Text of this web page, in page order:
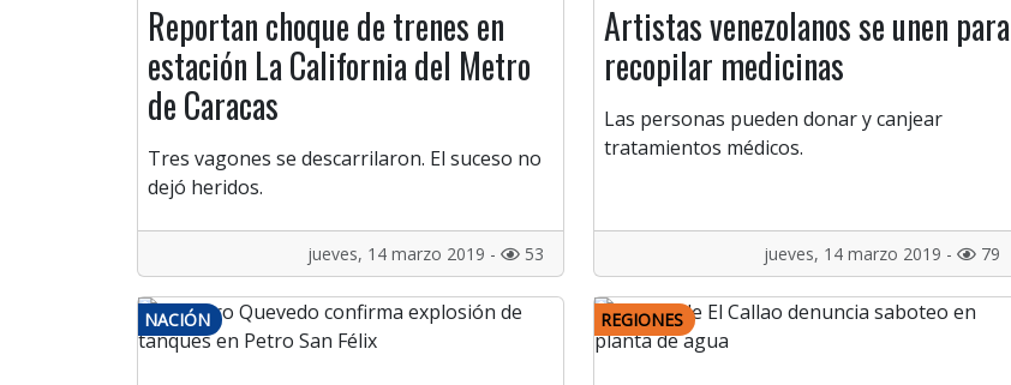
Reportan choque de trenes en
estación La California del Metro
de Caracas
Tres vagones se descarrilaron. El suceso no
dejó heridos.
jueves, 14 marzo 2019 - 53
Artistas venezolanos se unen para
recopilar medicinas
Las personas pueden donar y canjear
tratamientos médicos.
jueves, 14 marzo 2019 - 79
NACIÓN REGIONES